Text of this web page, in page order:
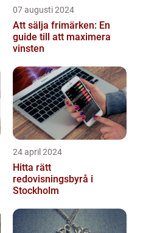
07 augusti 2024
Att sälja frimärken: En
guide till att maximera
vinsten
24 april 2024
Hitta rätt
redovisningsbyrå i
Stockholm